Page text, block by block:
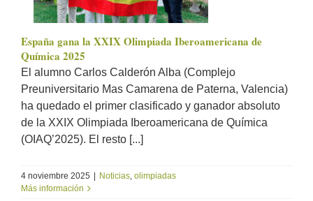
España gana la XXIX Olimpiada Iberoamericana de
Química 2025
El alumno Carlos Calderón Alba (Complejo
Preuniversitario Mas Camarena de Paterna, Valencia)
ha quedado el primer clasificado y ganador absoluto
de la XXIX Olimpiada Iberoamericana de Química
(OIAQ’2025). El resto [...]
4 noviembre 2025 | Noticias, olimpiadas
Más información